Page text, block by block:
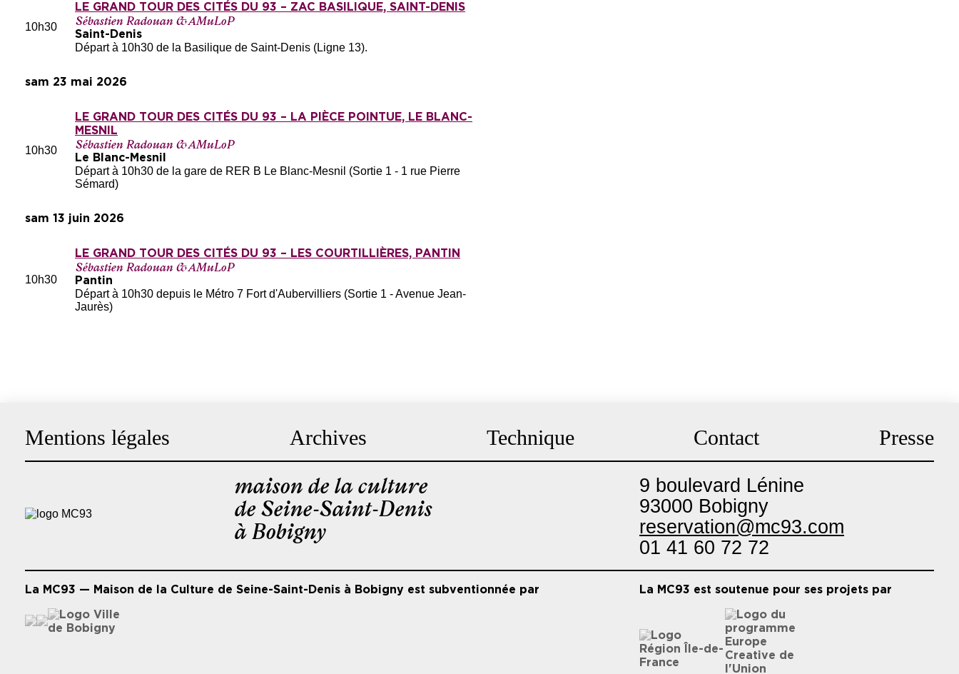
10h30
LE GRAND TOUR DES CITÉS DU 93 – ZAC BASILIQUE, SAINT-DENIS
Sébastien Radouan & AMuLoP
Saint-Denis
Départ à 10h30 de la Basilique de Saint-Denis (Ligne 13).
sam 23 mai 2026
10h30
LE GRAND TOUR DES CITÉS DU 93 – LA PIÈCE POINTUE, LE BLANC-
MESNIL
Sébastien Radouan & AMuLoP
Le Blanc-Mesnil
Départ à 10h30 de la gare de RER B Le Blanc-Mesnil (Sortie 1 - 1 rue Pierre
Sémard)
sam 13 juin 2026
10h30
LE GRAND TOUR DES CITÉS DU 93 – LES COURTILLIÈRES, PANTIN
Sébastien Radouan & AMuLoP
Pantin
Départ à 10h30 depuis le Métro 7 Fort d'Aubervilliers (Sortie 1 - Avenue Jean-
Jaurès)
Mentions légales Archives Technique Contact Presse
maison de la culture
de Seine-Saint-Denis
à Bobigny
9 boulevard Lénine
93000 Bobigny
reservation@mc93.com
01 41 60 72 72
La MC93 — Maison de la Culture de Seine-Saint-Denis à Bobigny est subventionnée par La MC93 est soutenue pour ses projets par